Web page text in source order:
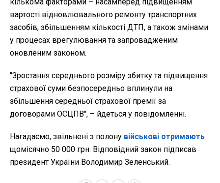
вартості відновлювального ремонту транспортних
засобів, збільшенням кількості ДТП, а також змінами
у процесах врегулювання та запровадженим
оновленим законом.
"Зростання середнього розміру збитку та підвищення
страхової суми безпосередньо вплинули на
збільшення середньої страхової премії за
договорами ОСЦПВ", – йдеться у повідомленні.
Нагадаємо, звільнені з полону військові отримають
щомісячно 50 000 грн. Відповідний закон підписав
президент України Володимир Зеленський.